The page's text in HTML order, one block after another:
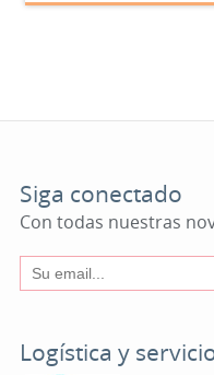
Siga conectado
Con todas nuestras
Logística y